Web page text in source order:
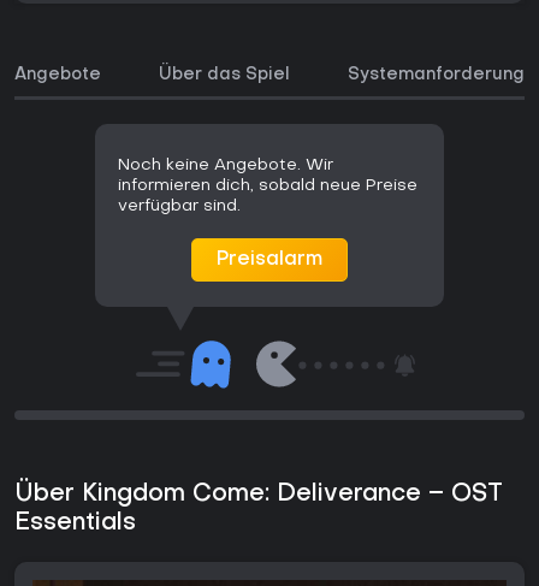
Angebote Über das Spiel
Noch keine Angebote. Wir
informieren dich, sobald neue Preise
verfügbar sind.
Preisalarm
Über Kingdom Come: Deliverance – OST
Essentials